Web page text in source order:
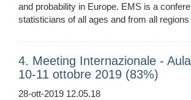
and probability in Europe. EMS is a
statisticians of all ages and from all
4. Meeting Internazionale -
10-11 ottobre 2019 (83%)
28-ott-2019 12.05.18